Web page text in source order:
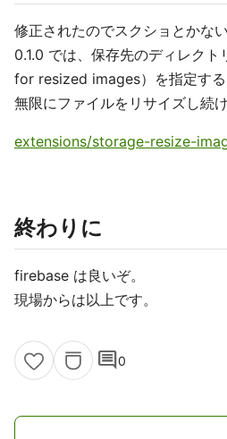
修正されたのでスクショとかな
0.1.0 では、保存先のディレク
for resized images）を指定する
無限にファイルをリサイズし続
extensions/storage-resize-
終わりに
firebase は良いぞ。
現場からは以上です。
comment0